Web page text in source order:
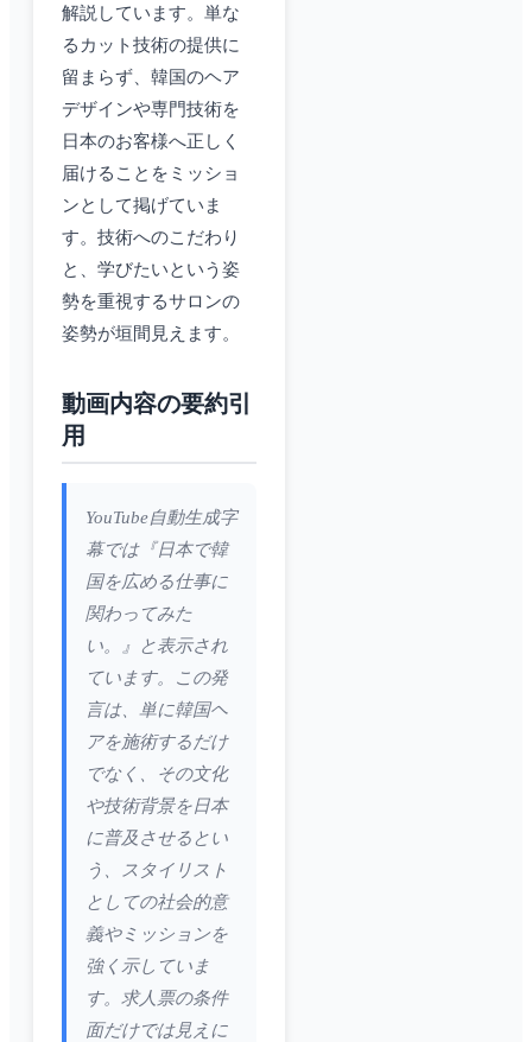
解説しています。単な
るカット技術の提供に
留まらず、韓国のヘア
デザインや専門技術を
日本のお客様へ正しく
届けることをミッショ
ンとして掲げていま
す。技術へのこだわり
と、学びたいという姿
勢を重視するサロンの
姿勢が垣間見えます。
動画内容の要約引
用
YouTube自動生成字
幕では『日本で韓
国を広める仕事に
関わってみた
い。』と表示され
ています。この発
言は、単に韓国ヘ
アを施術するだけ
でなく、その文化
や技術背景を日本
に普及させるとい
う、スタイリスト
としての社会的意
義やミッションを
強く示していま
す。求人票の条件
面だけでは見えに